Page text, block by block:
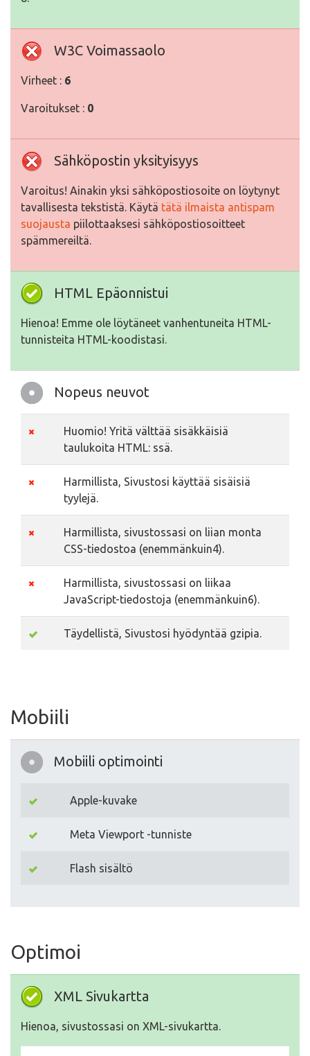
W3C Voimassaolo
Virheet : 6
Varoitukset : 0
Sähköpostin yksityisyys
Varoitus! Ainakin yksi sähköpostiosoite on löytynyt
tavallisesta tekstistä. Käytä tätä ilmaista antispam
suojausta piilottaaksesi sähköpostiosoitteet
spämmereiltä.
HTML Epäonnistui
Hienoa! Emme ole löytäneet vanhentuneita HTML-
tunnisteita HTML-koodistasi.
Nopeus neuvot
Huomio! Yritä välttää sisäkkäisiä
taulukoita HTML: ssä.
Harmillista, Sivustosi käyttää sisäisiä
tyylejä.
Harmillista, sivustossasi on liian monta
CSS-tiedostoa (enemmänkuin4).
Harmillista, sivustossasi on liikaa
JavaScript-tiedostoja (enemmänkuin6).
Täydellistä, Sivustosi hyödyntää gzipia.
Mobiili
Mobiili optimointi
Apple-kuvake
Meta Viewport -tunniste
Flash sisältö
Optimoi
XML Sivukartta
Hienoa, sivustossasi on XML-sivukartta.